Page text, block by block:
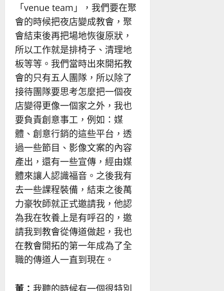
「venue team」，我們要在聚
會的時候把夜店變成教會，聚
會結束後再把場地恢復原狀，
所以工作就是排椅子、清理地
板等等。我們當時出來開拓教
會的只有五人團隊，所以除了
接待團隊要思考怎麼把一個夜
店變得更像一個家之外，我也
要負責創意事工，例如：媒
體、創意行銷的這些平台，透
過一些節目、影像文案的內容
產出，還有一些宣傳，經由媒
體來讓人認識福音。之後我有
去一些課程裝備，結束之後萬
力豪牧師就正式邀請我，他認
為我在牧養上是有呼召的，邀
請我到教會從傳道做起，我也
在教會開拓的第一年成為了全
職的傳道人一直到現在。
董： 我聽的時候有一個很特別